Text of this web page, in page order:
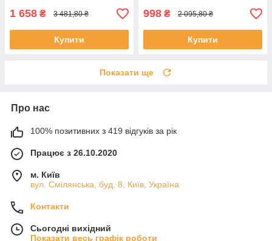
1 658 ₴ 3 481,80 ₴
Купити
998 ₴ 2 095,80 ₴
Купити
Показати ще
Про нас
100% позитивних з 419 відгуків за рік
Працює з 26.10.2020
м. Київ
вул. Смілянська, буд. 8, Київ, Україна
Контакти
Сьогодні вихідний
Показати весь графік роботи